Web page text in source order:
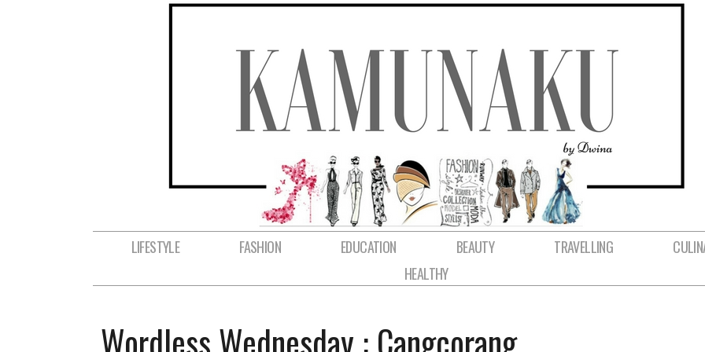
LIFESTYLE FASHION EDUCATION BEAUTY TRAVELLING
HEALTHY
Wordless Wednesday : Cangcorang